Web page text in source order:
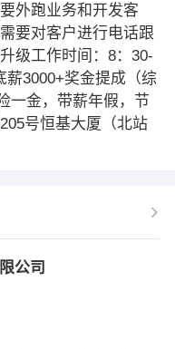
外跑业务和开发客
要对客户进行电话跟
级工作时间：8：30-
薪3000+奖金提成（综
一金，带薪年假，节
号恒基大厦（北站
公司